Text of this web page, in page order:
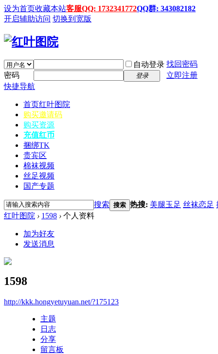
设为首页收藏本站客服QQ: 1732341772QQ群: 343082182
开启辅助访问 切换到宽版
自动登录 找回密码
密码
登录
立即注册
快捷导航
首页红叶图院
购买邀请码
购买资源
充值红币
捆绑TK
贵宾区
棉袜视频
丝足视频
国产专题
搜索 搜索 热搜: 美腿玉足 丝袜恋足
红叶图院 › 1598 › 个人资料
加为好友
发送消息
1598
http://kkk.hongyetuyuan.net/?175123
主题
日志
分享
留言板